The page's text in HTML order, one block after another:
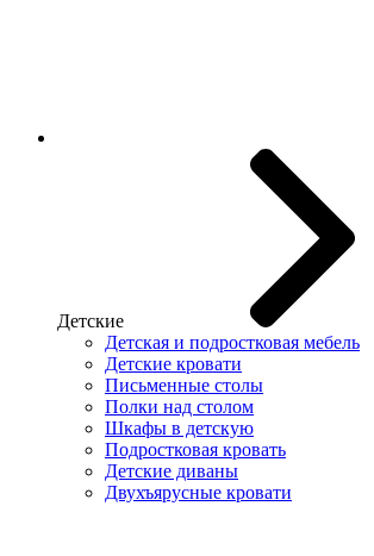
Детские
Детская и подростковая мебель
Детские кровати
Письменные столы
Полки над столом
Шкафы в детскую
Подростковая кровать
Детские диваны
Двухъярусные кровати